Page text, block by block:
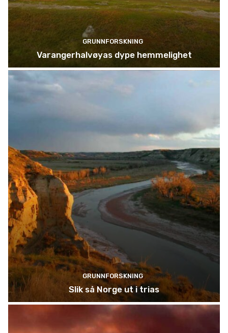
GRUNNFORSKNING
Varangerhalvøyas dype hemmelighet
GRUNNFORSKNING
Slik så Norge ut i trias